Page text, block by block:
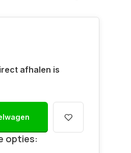
afhalen is
opties: